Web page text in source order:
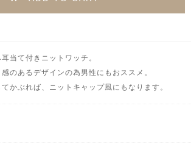
当て付きニットワッチ。
のあるデザインの為男性にもおススメ。
かぶれば、ニットキャップ風にもなります。